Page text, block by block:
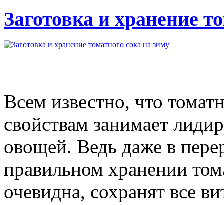
Заготовка и хранение
Всем известно, что
свойствам занимает
овощей. Ведь даже в
правильном хранении
очевидна, сохранят все